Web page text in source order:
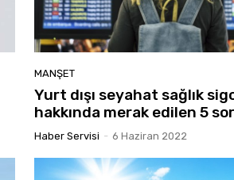
MANŞET
Yurt dışı seyahat sağlık
hakkında merak edilen 5
Haber Servisi - 6 Haziran 2022